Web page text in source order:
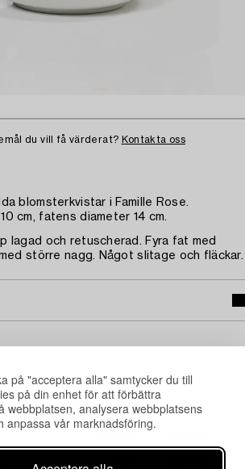
på "acceptera alla" samtycker du till
på din enhet för att förbättra
webbplatsen, analysera webbplatsens
anpassa vår marknadsföring.
du vill få värderat? Kontakta oss
blomsterkvistar i Famille Rose.
cm, fatens diameter 14 cm.
lagad och retuscherad. Fyra fat med
större nagg. Något slitage och fläckar.